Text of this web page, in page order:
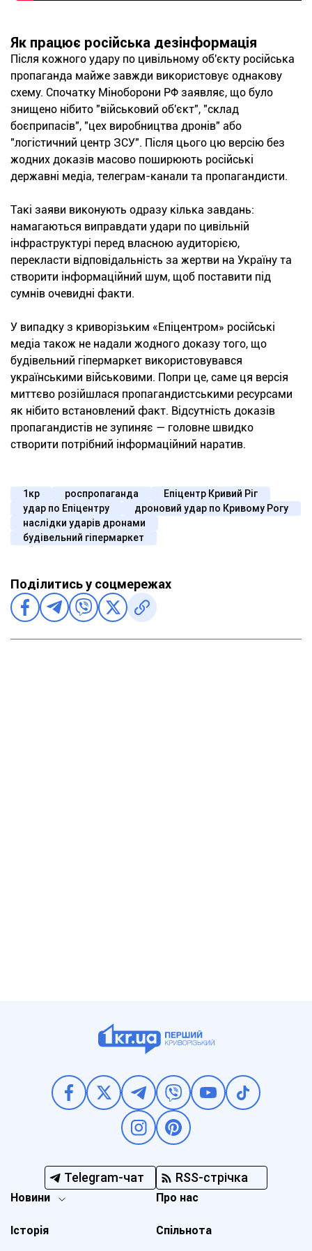
Як працює російська дезінформація
Після кожного удару по цивільному об'єкту російська
пропаганда майже завжди використовує однакову
схему. Спочатку Міноборони РФ заявляє, що було
знищено нібито "військовий об'єкт", "склад
боєприпасів", "цех виробництва дронів" або
"логістичний центр ЗСУ". Після цього цю версію без
жодних доказів масово поширюють російські
державні медіа, телеграм-канали та пропагандисти.
Такі заяви виконують одразу кілька завдань:
намагаються виправдати удари по цивільній
інфраструктурі перед власною аудиторією,
перекласти відповідальність за жертви на Україну та
створити інформаційний шум, щоб поставити під
сумнів очевидні факти.
У випадку з криворізьким «Епіцентром» російські
медіа також не надали жодного доказу того, що
будівельний гіпермаркет використовувався
українськими військовими. Попри це, саме ця версія
миттєво розійшлася пропагандистськими ресурсами
як нібито встановлений факт. Відсутність доказів
пропагандистів не зупиняє — головне швидко
створити потрібний інформаційний наратив.
1кр роспропаганда
Епіцентр Кривий Ріг
удар по Епіцентру
дроновий удар по Кривому Рогу
наслідки ударів дронами
будівельний гіпермаркет
Поділитись у соцмережах
Telegram-чат RSS-стрічка
Новини
Історія
Про нас
Спільнота